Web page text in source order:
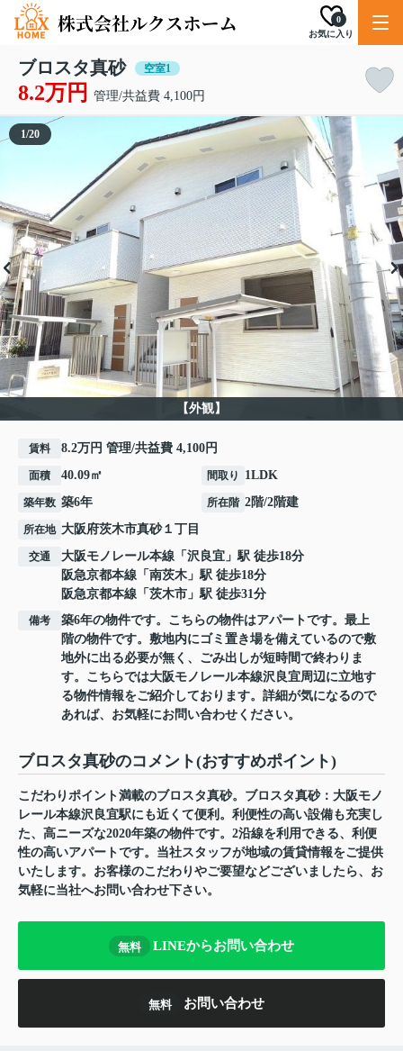
お気に入り
0
ブロスタ真砂 空室1
8.2万円 管理/共益費 4,100円
【外観】
1/20
賃料 8.2万円 管理/共益費 4,100円
面積 40.09㎡ 間取り 1LDK
築年数 築6年 所在階 2階/2階建
所在地 大阪府茨木市真砂１丁目
交通 大阪モノレール本線 「 沢良宜 」駅 徒歩18分
阪急京都本線 「 南茨木 」駅 徒歩18分
阪急京都本線 「 茨木市 」駅 徒歩31分
備考
築6年の物件です。こちらの物件はアパートです。最上
階の物件です。敷地内にゴミ置き場を備えているので敷
地外に出る必要が無く、ごみ出しが短時間で終わりま
す。こちらでは大阪モノレール本線沢良宜周辺に立地す
る物件情報をご紹介しております。詳細が気になるので
あれば、お気軽にお問い合わせください。
ブロスタ真砂のコメント(おすすめポイント)
こだわりポイント満載のブロスタ真砂。ブロスタ真砂：大阪モノ
レール本線沢良宜駅にも近くて便利。利便性の高い設備も充実し
た、高ニーズな2020年築の物件です。2沿線を利用できる、利便
性の高いアパートです。当社スタッフが地域の賃貸情報をご提供
いたします。お客様のこだわりやご要望などございましたら、お
気軽に当社へお問い合わせ下さい。
無料 LINEからお問い合わせ
無料 お問い合わせ